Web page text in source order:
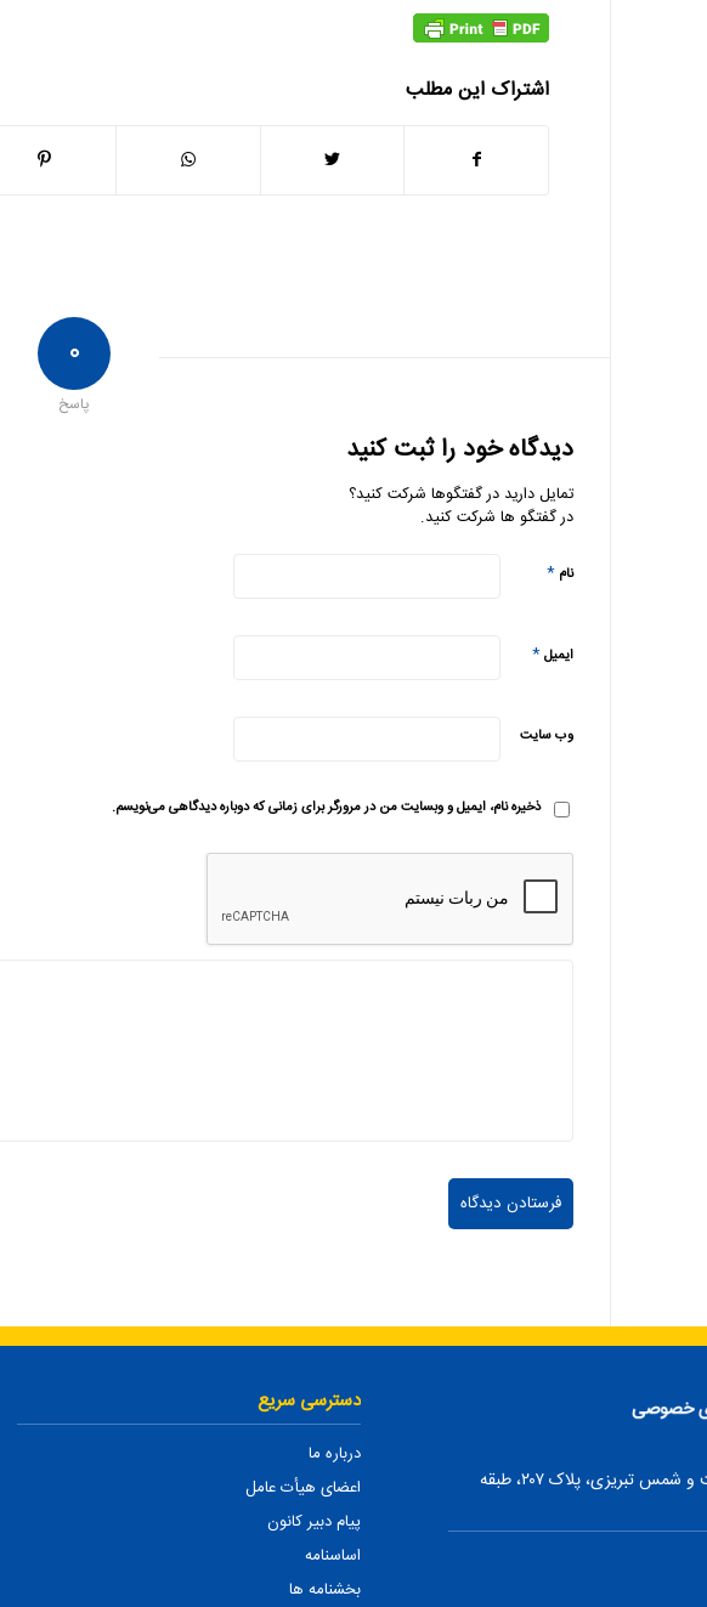
اشتراک این مطلب
۰
پاسخ
دیدگاه خود را ثبت کنید
تمایل دارید در گفتگوها شرکت کنید؟
در گفتگو ها شرکت کنید.
نام *
ایمیل*
وب‌ سایت
ذخیره نام، ایمیل و وبسایت من در مرورگر برای زمانی که دوباره دیدگاهی می‌نویسم.
تهران، ضلع شمالی بلوار میرداماد، بین نفت و شمس تبریزی، پلاک ۲۰۷، طبقه
دسترسی سریع
درباره ما
اعضای هیأت عامل
پیام دبیر کانون
اساسنامه
بخشنامه ها